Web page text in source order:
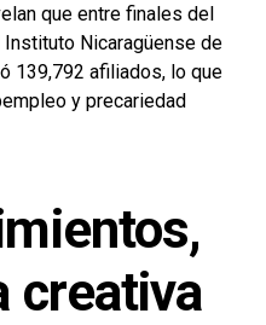
que entre finales del
Nicaragüense de
139,792 afiliados, lo que
y precariedad
creativa